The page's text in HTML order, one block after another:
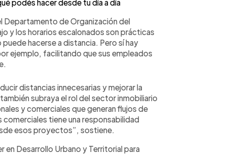
podés hacer desde tu día a día
de Organización del
y los horarios escalonados son prácticas
hacerse a distancia. Pero sí hay
ejemplo, facilitando que sus empleados
distancias innecesarias y mejorar la
subraya el rol del sector inmobiliario
y comerciales que generan flujos de
tiene una responsabilidad
esos proyectos”, sostiene.
Desarrollo Urbano y Territorial para